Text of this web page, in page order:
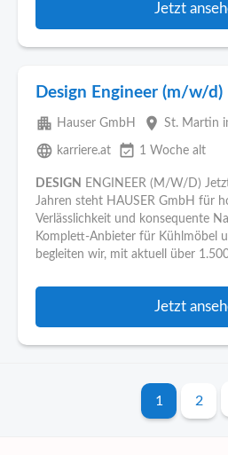
Jetzt
Design Engineer (m/w/d)
apartment Hauser GmbH place St. Martin
language karriere.at event_available 1 Woche alt
DESIGN
ENGINEER (M/W/D)
Jahren steht HAUSER GmbH für
Verlässlichkeit und konsequente
Komplett-Anbieter für Kühlmöbel
begleiten wir, mit aktuell über
Jetzt
1 2